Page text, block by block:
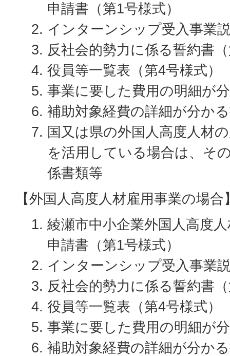
申請書（第1号様式）
インターンシップ受入事業
反社会的勢力に係る誓約書
役員等一覧表（第4号様式）
事業に要した費用の明細が
補助対象経費の詳細が分か
国又は県の外国人高度人材
を活用している場合は、そ
係書類等
【外国人高度人材雇用事業の場合
綾瀬市中小企業外国人高度
申請書（第1号様式）
インターンシップ受入事業
反社会的勢力に係る誓約書
役員等一覧表（第4号様式）
事業に要した費用の明細が
補助対象経費の詳細が分か